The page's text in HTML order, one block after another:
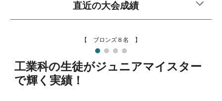
直近の大会成績
【 シルバー８名 】
工業科の生徒がジュニアマイスター
で輝く実績！